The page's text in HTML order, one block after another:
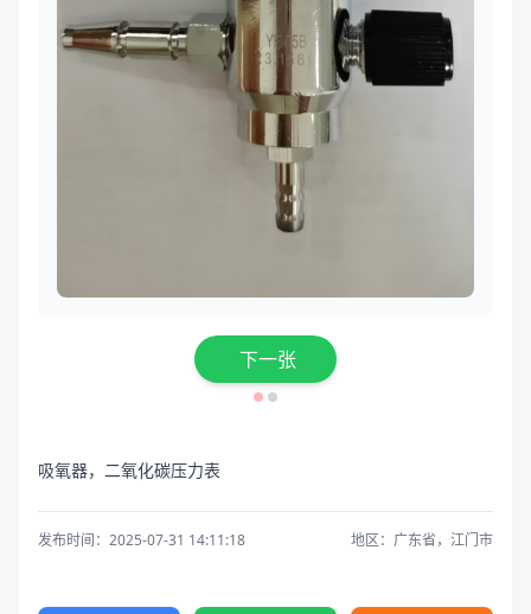
下一张
吸氧器，二氧化碳压力表
发布时间：2025-07-31 14:11:18 地区：广东省，江门市